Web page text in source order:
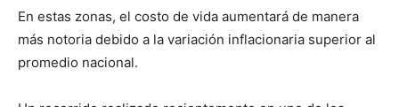
En estas zonas, el costo de vida aumentará de manera
más notoria debido a la variación inflacionaria superior al
promedio nacional.